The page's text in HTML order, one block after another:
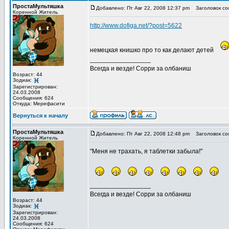
ПростаМультяшка
Коренной Житель
Возраст: 44
Зодиак:
Зарегистрирован:
24.03.2008
Сообщения: 624
Откуда: Мерефасити
Добавлено: Пт Авг 22, 2008 12:37 pm Заголовок
http://www.dofiga.net/?post=5622
немецкая книшко про то как делают детей
Всегда и везде! Сорри за олбаниш
Вернуться к началу
ПростаМультяшка
Коренной Житель
Возраст: 44
Зодиак:
Зарегистрирован:
24.03.2008
Сообщения: 624
Добавлено: Пт Авг 22, 2008 12:48 pm Заголовок
"Меня не трахать, я таблетки забыла!"
Всегда и везде! Сорри за олбаниш